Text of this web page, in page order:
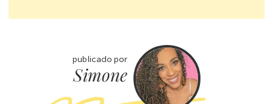
publicado por
Simone